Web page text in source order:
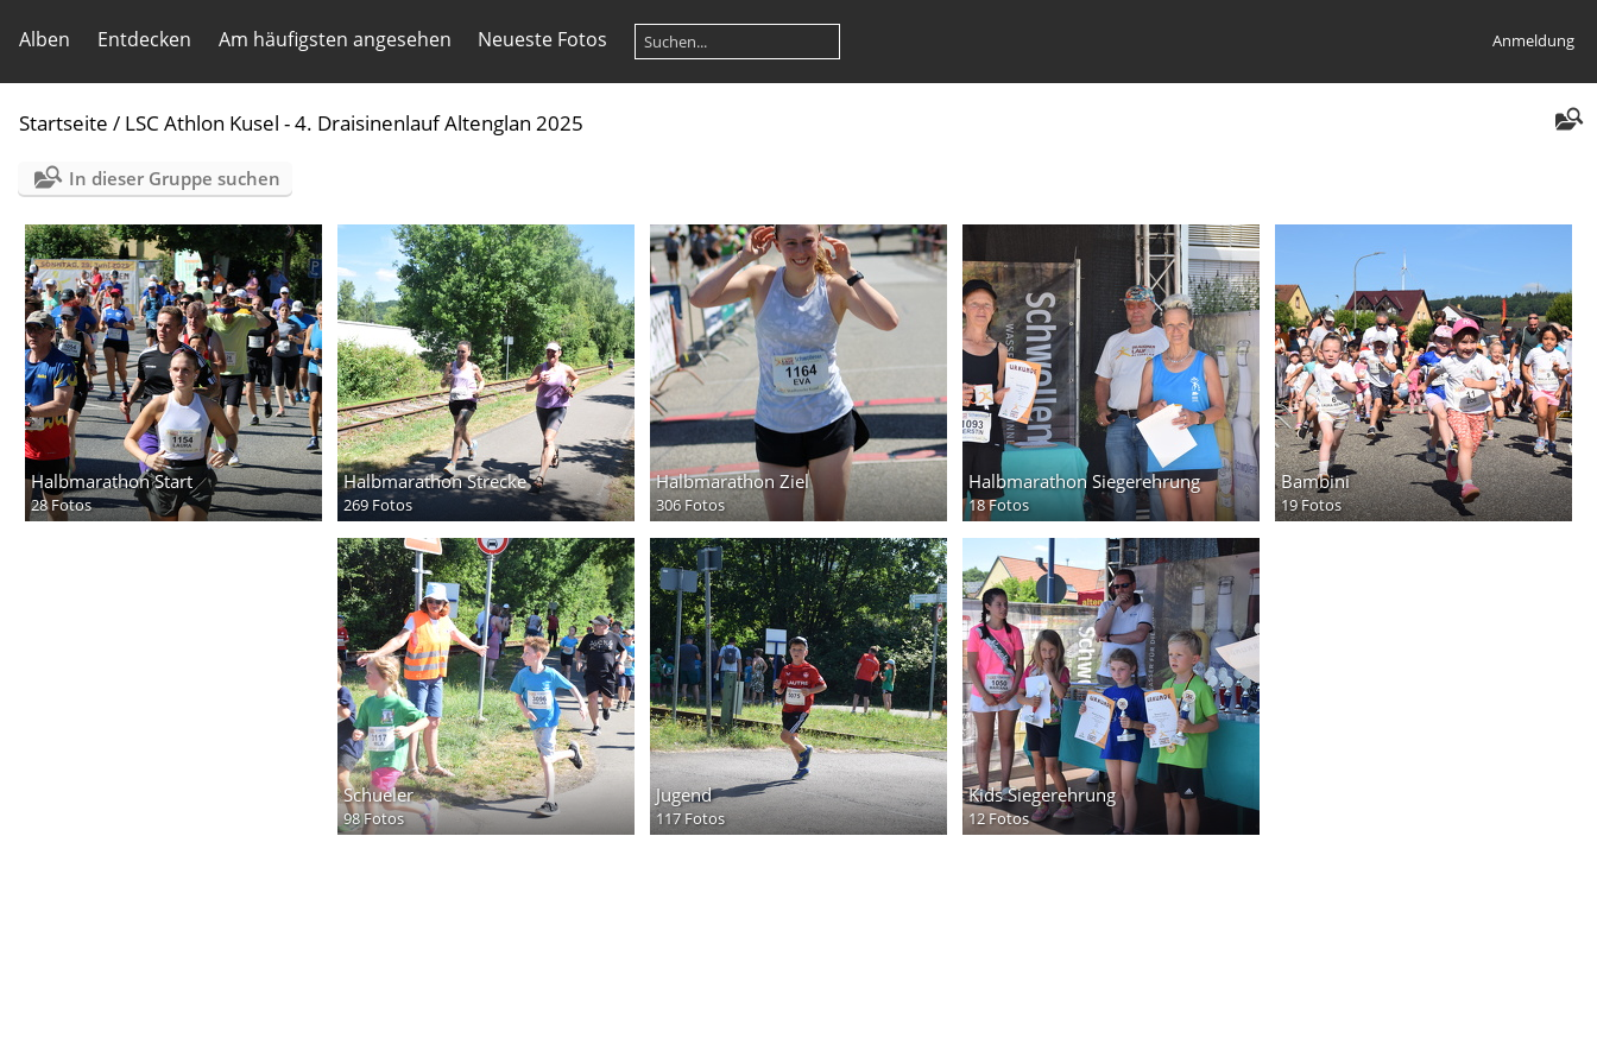
Alben Entdecken Am häufigsten angesehen Neueste Fotos Anmeldung
Startseite / LSC Athlon Kusel - 4. Draisinenlauf Altenglan 2025
In dieser Gruppe suchen
Halbmarathon Start
28 Fotos
Halbmarathon Strecke
269 Fotos
Halbmarathon Ziel
306 Fotos
Halbmarathon Siegerehrung
18 Fotos
Bambini
19 Fotos
Schueler
98 Fotos
Jugend
117 Fotos
Kids Siegerehrung
12 Fotos